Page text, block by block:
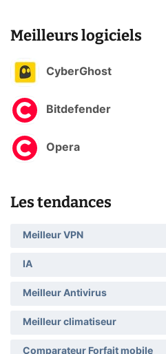
Meilleurs logiciels
CyberGhost
Bitdefender
Opera
Les tendances
Meilleur VPN
IA
Meilleur Antivirus
Meilleur climatiseur
Comparateur Forfait mobile